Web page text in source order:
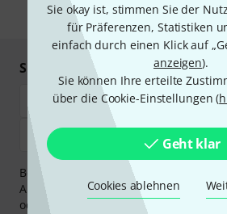
Sie okay ist, stimmen Sie der
für Präferenzen, Statistiken
einfach durch einen Klick auf
anzeigen).
Sie können Ihre erteilte
über die Cookie-Einstellungen (
Geht klar
Cookies ablehnen
* Pflichtfeld
Sicher einkaufen & bezahlen
Bezahlen Sie vertraulich und sicher
Amazon Pay,Klarna Sofort bezahlen,
oder Kreditkarte.